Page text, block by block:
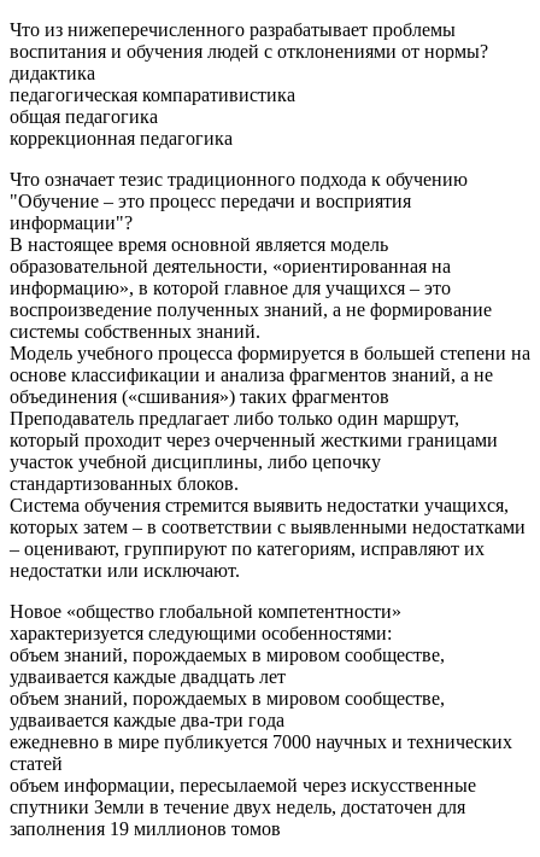
Что из нижеперечисленного разрабатывает проблемы
воспитания и обучения людей с отклонениями от нормы?
дидактика
педагогическая компаративистика
общая педагогика
коррекционная педагогика
Что означает тезис традиционного подхода к обучению
"Обучение – это процесс передачи и восприятия
информации"?
В настоящее время основной является модель
образовательной деятельности, «ориентированная на
информацию», в которой главное для учащихся – это
воспроизведение полученных знаний, а не формирование
системы собственных знаний.
Модель учебного процесса формируется в большей степени на
основе классификации и анализа фрагментов знаний, а не
объединения («сшивания») таких фрагментов
Преподаватель предлагает либо только один маршрут,
который проходит через очерченный жесткими границами
участок учебной дисциплины, либо цепочку
стандартизованных блоков.
Система обучения стремится выявить недостатки учащихся,
которых затем – в соответствии с выявленными недостатками
– оценивают, группируют по категориям, исправляют их
недостатки или исключают.
Новое «общество глобальной компетентности»
характеризуется следующими особенностями:
объем знаний, порождаемых в мировом сообществе,
удваивается каждые двадцать лет
объем знаний, порождаемых в мировом сообществе,
удваивается каждые два-три года
ежедневно в мире публикуется 7000 научных и технических
статей
объем информации, пересылаемой через искусственные
спутники Земли в течение двух недель, достаточен для
заполнения 19 миллионов томов